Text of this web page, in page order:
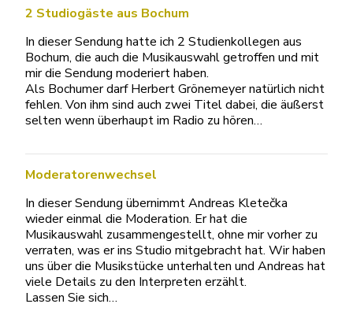
2 Studiogäste aus Bochum
In dieser Sendung hatte ich 2 Studienkollegen aus
Bochum, die auch die Musikauswahl getroffen und mit
mir die Sendung moderiert haben.
Als Bochumer darf Herbert Grönemeyer natürlich nicht
fehlen. Von ihm sind auch zwei Titel dabei, die äußerst
selten wenn überhaupt im Radio zu hören…
Moderatorenwechsel
In dieser Sendung übernimmt Andreas Kletečka
wieder einmal die Moderation. Er hat die
Musikauswahl zusammengestellt, ohne mir vorher zu
verraten, was er ins Studio mitgebracht hat. Wir haben
uns über die Musikstücke unterhalten und Andreas hat
viele Details zu den Interpreten erzählt.
Lassen Sie sich…